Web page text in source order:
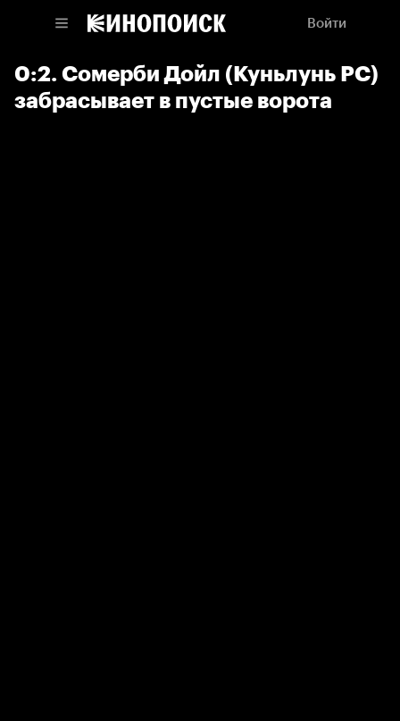
Войти
0:2. Сомерби Дойл (Куньлунь РС)
забрасывает в пустые ворота